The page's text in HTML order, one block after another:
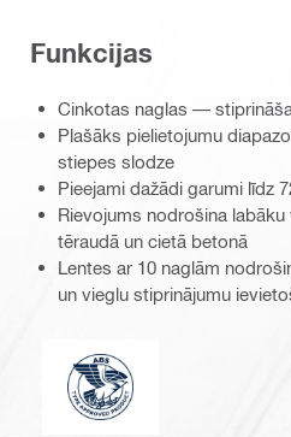
Funkcijas
Cinkotas naglas —
Plašāks pielietojumu
stiepes slodze
Pieejami dažādi garumi līdz
Rievojums nodrošina
tēraudā un cietā betonā
Lentes ar 10 naglām
un vieglu stiprinājumu
Type Approved